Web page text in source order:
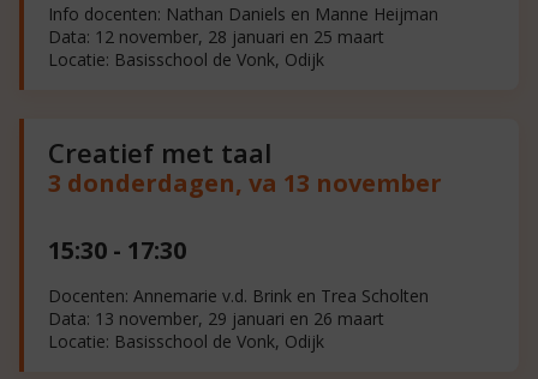
Info docenten: Nathan Daniels en Manne Heijman
Data: 12 november, 28 januari en 25 maart
Locatie: Basisschool de Vonk, Odijk
Creatief met taal
3 donderdagen, va 13 november
15:30 - 17:30
Docenten: Annemarie v.d. Brink en Trea Scholten
Data: 13 november, 29 januari en 26 maart
Locatie: Basisschool de Vonk, Odijk